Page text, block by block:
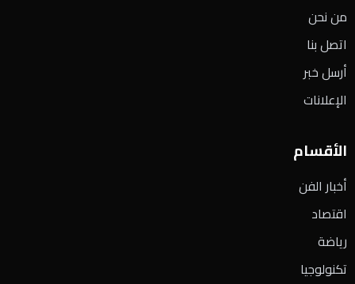
من نحن
اتصل بنا
أرسل خبر
الإعلانات
الأقسام
أخبار الفن
اقتصاد
رياضة
تكنولوجيا